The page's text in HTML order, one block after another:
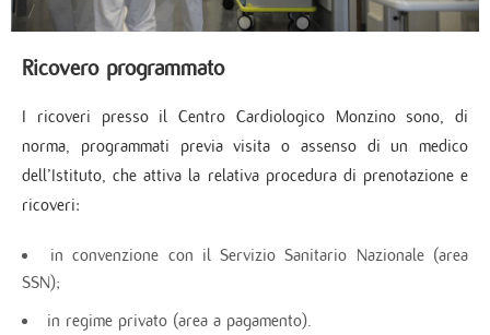
Ricovero programmato
I ricoveri presso il Centro Cardiologico Monzino sono, di
norma, programmati previa visita o assenso di un medico
dell’Istituto, che attiva la relativa procedura di prenotazione e
ricoveri:
in convenzione con il Servizio Sanitario Nazionale (area
SSN);
in regime privato (area a pagamento).